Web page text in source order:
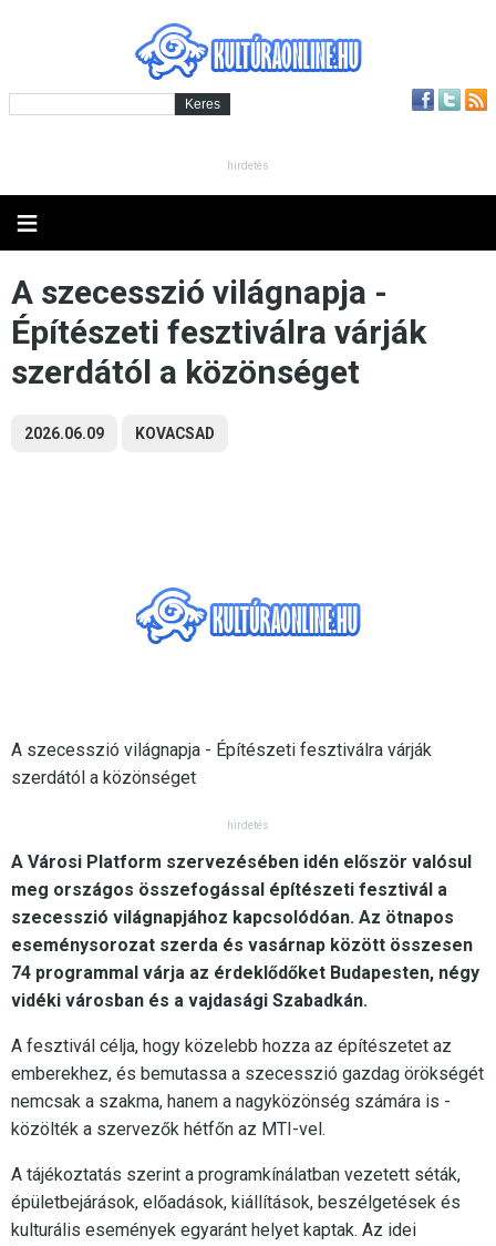
hirdetés
≡
A szecesszió világnapja -
Építészeti fesztiválra várják
szerdától a közönséget
2026.06.09 KOVACSAD
A szecesszió világnapja - Építészeti fesztiválra várják
szerdától a közönséget
hirdetés
A Városi Platform szervezésében idén először valósul
meg országos összefogással építészeti fesztivál a
szecesszió világnapjához kapcsolódóan. Az ötnapos
eseménysorozat szerda és vasárnap között összesen
74 programmal várja az érdeklődőket Budapesten, négy
vidéki városban és a vajdasági Szabadkán.
A fesztivál célja, hogy közelebb hozza az építészetet az
emberekhez, és bemutassa a szecesszió gazdag örökségét
nemcsak a szakma, hanem a nagyközönség számára is -
közölték a szervezők hétfőn az MTI-vel.
A tájékoztatás szerint a programkínálatban vezetett séták,
épületbejárások, előadások, kiállítások, beszélgetések és
kulturális események egyaránt helyet kaptak. Az idei